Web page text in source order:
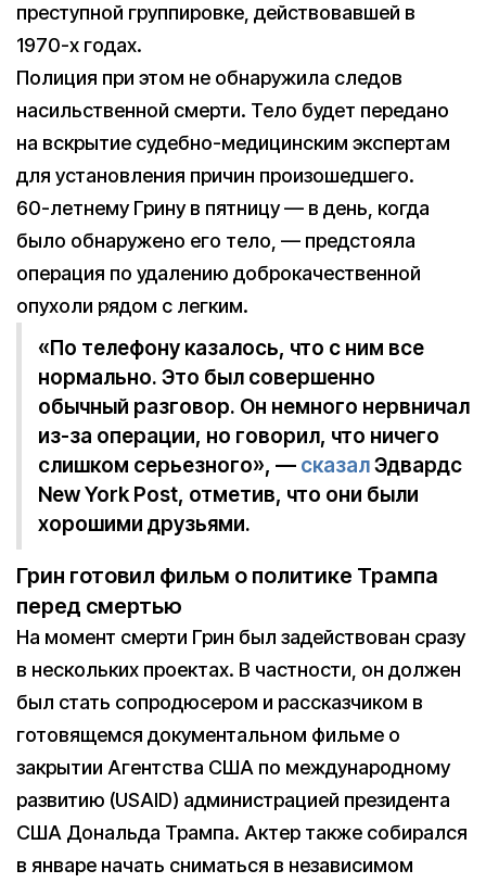
преступной группировке, действовавшей в
1970-х годах.
Полиция при этом не обнаружила следов
насильственной смерти. Тело будет передано
на вскрытие судебно-медицинским экспертам
для установления причин произошедшего.
60-летнему Грину в пятницу — в день, когда
было обнаружено его тело, — предстояла
операция по удалению доброкачественной
опухоли рядом с легким.
«По телефону казалось, что с ним все
нормально. Это был совершенно
обычный разговор. Он немного нервничал
из-за операции, но говорил, что ничего
слишком серьезного», — сказалЭдвардс
New York Post, отметив, что они были
хорошими друзьями.
Грин готовил фильм о политике Трампа
перед смертью
На момент смерти Грин был задействован сразу
в нескольких проектах. В частности, он должен
был стать сопродюсером и рассказчиком в
готовящемся документальном фильме о
закрытии Агентства США по международному
развитию (USAID) администрацией президента
США Дональда Трампа. Актер также собирался
в январе начать сниматься в независимом